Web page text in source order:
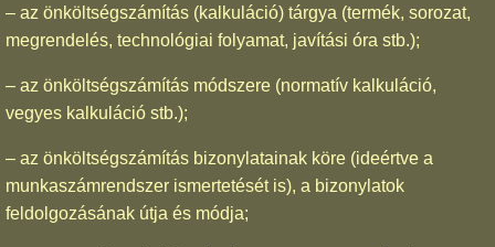
– az önköltségszámítás (kalkuláció) tárgya (termék, sorozat,
megrendelés, technológiai folyamat, javítási óra stb.);
– az önköltségszámítás módszere (normatív kalkuláció,
vegyes kalkuláció stb.);
– az önköltségszámítás bizonylatainak köre (ideértve a
munkaszámrendszer ismertetését is), a bizonylatok
feldolgozásának útja és módja;